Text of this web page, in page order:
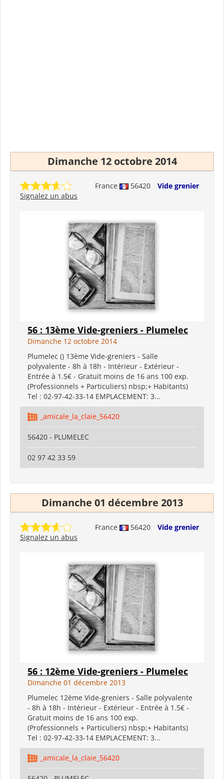
Dimanche 12 octobre 2014
France 56420
Vide grenier
Signalez un abus
56 : 13ème Vide-greniers - Plumelec
Dimanche 12 octobre 2014
Plumelec () 13ème Vide-greniers - Salle
polyvalente - 8h à 18h - Intérieur - Extérieur -
Entrée à 1.5€ - Gratuit moins de 16 ans 100 exp.
(Professionnels + Particuliers) nbsp;+ Habitants)
Tel : 02-97-42-33-14 EMPLACEMENT: 3...
_amicale_la_claie_56420
56420 - PLUMELEC
02 97 42 33 59
Dimanche 01 décembre 2013
France 56420
Vide grenier
Signalez un abus
56 : 12ème Vide-greniers - Plumelec
Dimanche 01 décembre 2013
Plumelec 12ème Vide-greniers - Salle polyvalente
- 8h à 18h - Intérieur - Extérieur - Entrée à 1.5€ -
Gratuit moins de 16 ans 100 exp.
(Professionnels + Particuliers) nbsp;+ Habitants)
Tel : 02-97-42-33-14 EMPLACEMENT: 3...
_amicale_la_claie_56420